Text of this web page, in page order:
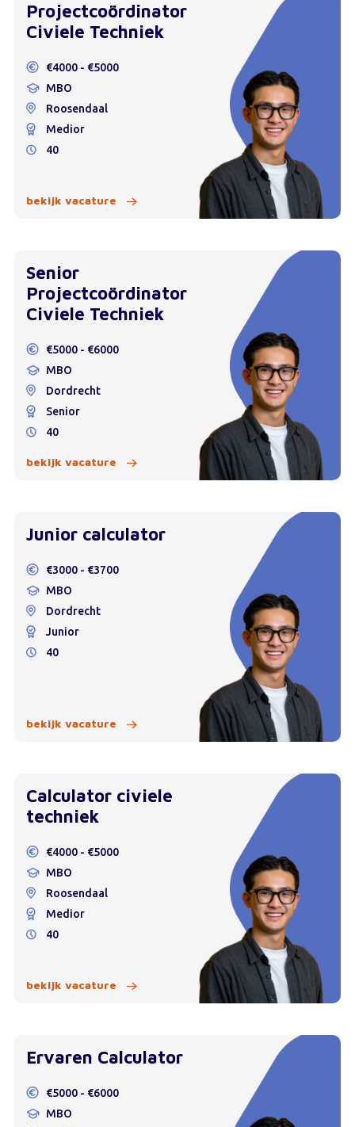
Projectcoördinator
Civiele Techniek
€4000 - €5000
MBO
Roosendaal
Medior
40
bekijk vacature
Senior
Projectcoördinator
Civiele Techniek
€5000 - €6000
MBO
Dordrecht
Senior
40
bekijk vacature
Junior calculator
€3000 - €3700
MBO
Dordrecht
Junior
40
bekijk vacature
Calculator civiele
techniek
€4000 - €5000
MBO
Roosendaal
Medior
40
bekijk vacature
Ervaren Calculator
€5000 - €6000
MBO